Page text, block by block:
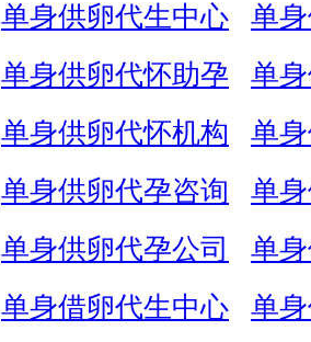
单身供卵代生中心
单
单身供卵代怀助孕
单
单身供卵代怀机构
单
单身供卵代孕咨询
单
单身供卵代孕公司
单
单身借卵代生中心
单